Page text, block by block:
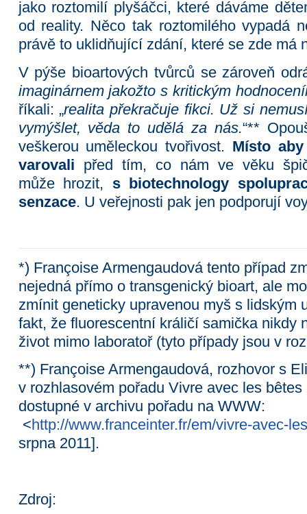
jako roztomilí plyšáčci, které dáváme
od reality. Něco tak roztomilého vypadá
právě to uklidňující zdání, které se zde má
V pýše bioartových tvůrců se zároveň
imaginárnem jakožto s kritickým
říkali: „realita překračuje fikci. Už si
vymýšlet, věda to udělá za nás.“**
veškerou uměleckou tvořivost. Místo
varovali před tím, co nám ve věku
může hrozit, s biotechnology
senzace. U veřejnosti pak jen podporují
*) Françoise Armengaudová tento případ
nejedná přímo o transgenický bioart, ale
zmínit geneticky upravenou myš s lidským
fakt, že fluorescentní králičí samička nikdy
život mimo laboratoř (tyto případy jsou v
**) Françoise Armengaudová, rozhovor s
v rozhlasovém pořadu Vivre avec les
dostupné v archivu pořadu na WWW:
<http://www.franceinter.fr/em/vivre-avec-
srpna 2011].
Zdroj: